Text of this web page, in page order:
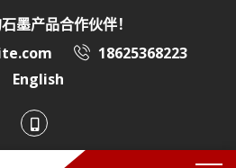
墨产品合作伙伴！
18625368223
English